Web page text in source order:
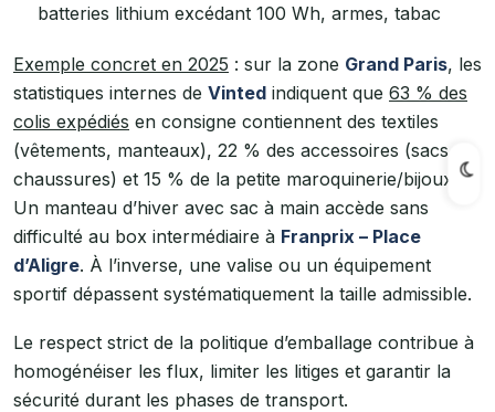
batteries lithium excédant 100 Wh, armes, tabac
Exemple concret en 2025 : sur la zone Grand Paris, les
statistiques internes de Vinted indiquent que 63 % des
colis expédiés en consigne contiennent des textiles
(vêtements, manteaux), 22 % des accessoires (sacs,
chaussures) et 15 % de la petite maroquinerie/bijoux.
Un manteau d’hiver avec sac à main accède sans
difficulté au box intermédiaire à Franprix – Place
d’Aligre. À l’inverse, une valise ou un équipement
sportif dépassent systématiquement la taille admissible.
Le respect strict de la politique d’emballage contribue à
homogénéiser les flux, limiter les litiges et garantir la
sécurité durant les phases de transport.